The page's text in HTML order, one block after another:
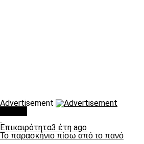
Advertisement
Επικαιρότητα3 έτη ago
Το παρασκήνιο πίσω από το πανό